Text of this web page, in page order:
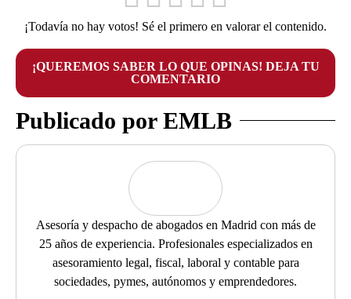
¡Todavía no hay votos! Sé el primero en valorar el contenido.
¡QUEREMOS SABER LO QUE OPINAS! DEJA TU
COMENTARIO
Publicado por EMLB
Asesoría y despacho de abogados en Madrid con más de
25 años de experiencia. Profesionales especializados en
asesoramiento legal, fiscal, laboral y contable para
sociedades, pymes, autónomos y emprendedores.